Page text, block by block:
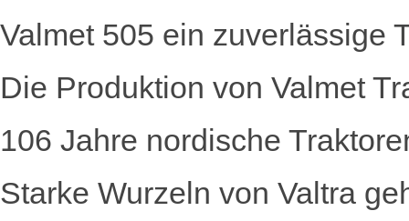
Valmet 505 ein zuverlässige
Die Produktion von Valmet
106 Jahre nordische
Starke Wurzeln von Valtra